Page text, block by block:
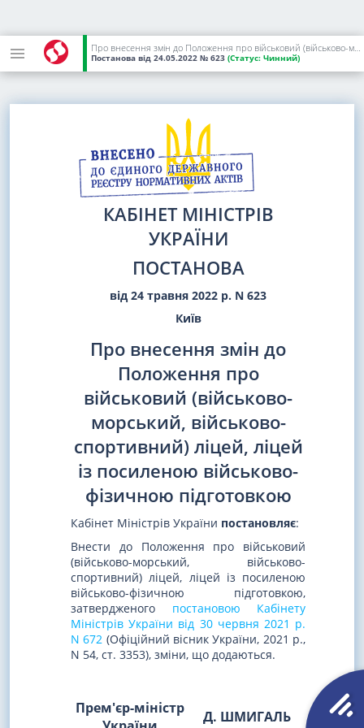
Про внесення змін до Положення про військовий (військово-морський, військово-спортивний) ліцей, ліцей із посиленою військово-фізичною підготовкою
Постанова від 24.05.2022 № 623 (Статус: Чинний)
КАБІНЕТ МІНІСТРІВ
УКРАЇНИ
ПОСТАНОВА
від 24 травня 2022 р. N 623
Київ
Про внесення змін до
Положення про
військовий (військово-
морський, військово-
спортивний) ліцей, ліцей
із посиленою військово-
фізичною підготовкою
Кабінет Міністрів України постановляє:
Внести до Положення про військовий
(військово-морський, військово-
спортивний) ліцей, ліцей із посиленою
військово-фізичною підготовкою,
затвердженого постановою Кабінету
Міністрів України від 30 червня 2021 р.
N 672 (Офіційний вісник України, 2021 р.,
N 54, ст. 3353), зміни, що додаються.
Прем'єр-міністр
Д. ШМИГАЛЬ